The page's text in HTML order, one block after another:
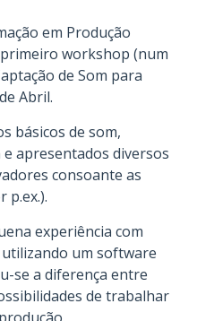
em Produção
workshop (num
de Som para
Abril.
básicos de som,
apresentados diversos
consoante as
p.ex.).
experiência com
um software
se a diferença entre
de trabalhar